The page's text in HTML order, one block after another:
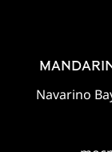
Navarino